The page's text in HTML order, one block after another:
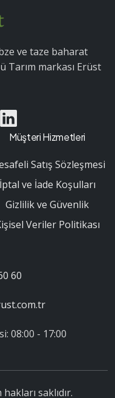
ve taze baharat
markası Erüst
Müşteri Hizmetleri
Satış Sözleşmesi
İptal ve İade Koşulları
Gizlilik ve Güvenlik
Veriler Politikası
60
08:00 - 17:00
saklıdır.